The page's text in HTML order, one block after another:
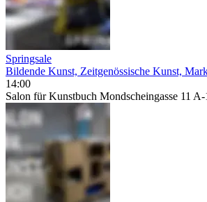
Springsale
Bildende Kunst, Zeitgenössische Kunst,
14:00
Salon für Kunstbuch Mondscheingasse 11